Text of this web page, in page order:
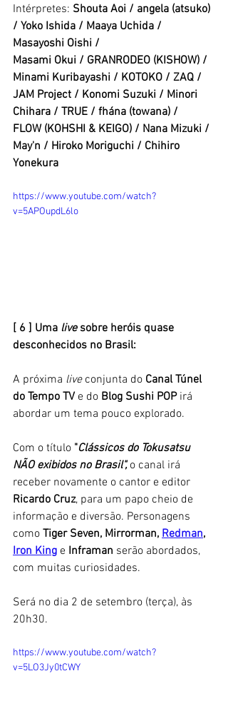
Intérpretes: Shouta Aoi / angela (atsuko)
/ Yoko Ishida / Maaya Uchida /
Masayoshi Oishi /
Masami Okui / GRANRODEO (KISHOW) /
Minami Kuribayashi / KOTOKO / ZAQ /
JAM Project / Konomi Suzuki / Minori
Chihara / TRUE / fhána (towana) /
FLOW (KOHSHI & KEIGO) / Nana Mizuki /
May'n / Hiroko Moriguchi / Chihiro
Yonekura
https://www.youtube.com/watch?
v=5APOupdL6lo
[ 6 ] Uma live sobre heróis quase
desconhecidos no Brasil:
A próxima live conjunta do Canal Túnel
do Tempo TV e do Blog Sushi POP irá
abordar um tema pouco explorado.
Com o título "Clássicos do Tokusatsu
NÃO exibidos no Brasil", o canal irá
receber novamente o cantor e editor
Ricardo Cruz, para um papo cheio de
informação e diversão. Personagens
como Tiger Seven, Mirrorman, Redman,
Iron King e Inframan serão abordados,
com muitas curiosidades.
Será no dia 2 de setembro (terça), às
20h30.
https://www.youtube.com/watch?
v=5LO3Jy0tCWY